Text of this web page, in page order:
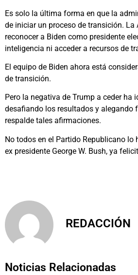
Es solo la última forma en que la
de iniciar un proceso de transición.
reconocer a Biden como presidente
inteligencia ni acceder a recursos de
El equipo de Biden ahora está
de transición.
Pero la negativa de Trump a ceder
desafiando los resultados y alegando
respalde tales afirmaciones.
No todos en el Partido Republicano
ex presidente George W. Bush, ya
REDACCIÓN
Noticias Relacionadas